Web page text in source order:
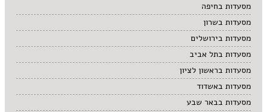
מסעדות בחיפה
מסעדות בשרון
מסעדות בירושלים
מסעדות בתל אביב
מסעדות בראשון לציון
מסעדות באשדוד
מסעדות בבאר שבע